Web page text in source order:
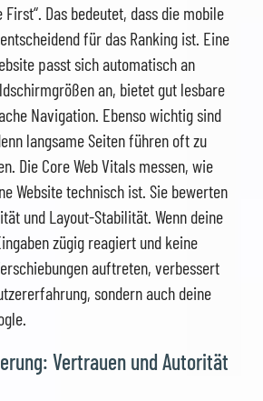
First“. Das bedeutet, dass die mobile
für das Ranking ist. Eine
passt sich automatisch an
an, bietet gut lesbare
Navigation. Ebenso wichtig sind
langsame Seiten führen oft zu
Die Core Web Vitals messen, wie
Website technisch ist. Sie bewerten
und Layout-Stabilität. Wenn deine
zügig reagiert und keine
auftreten, verbessert
sondern auch deine
Vertrauen und Autorität